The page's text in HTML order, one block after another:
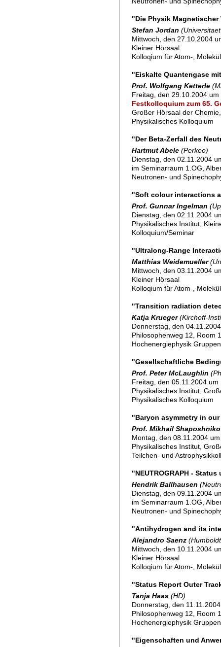
"Die Physik Magnetischer
Stefan Jordan
Mittwoch, den 27.10.2004
Kleiner Hörsaal
Kolloqium für Atom-,
"Eiskalte Quantengase
Prof. Wolfgang Ketterle
Freitag, den 29.10.2004
Festkolloquium zum 65.
Großer Hörsaal der
Physikalisches Kolloquium
"Der Beta-Zerfall des
Hartmut Abele (Perkeo)
Dienstag, den 02.11.2004
im Seminarraum 1.OG,
Neutronen- und
"Soft colour interactions
Prof. Gunnar Ingelman
Dienstag, den 02.11.2004
Physikalisches Institut,
Kolloquium/Seminar
"Ultralong-Range
Matthias Weidemueller
Mittwoch, den 03.11.2004
Kleiner Hörsaal
Kolloqium für Atom-,
"Transition radiation
Katja Krueger (Kirchoff-
Donnerstag, den
Philosophenweg 12, Room
Hochenergiephysik
"Gesellschaftliche
Prof. Peter McLaughlin
Freitag, den 05.11.2004 um
Physikalisches Institut,
Physikalisches Kolloquium
"Baryon asymmetry in
Prof. Mikhail
Montag, den 08.11.2004
Physikalisches Institut,
Teilchen- und
"NEUTROGRAPH -
Hendrik Ballhausen
Dienstag, den 09.11.2004
im Seminarraum 1.OG,
Neutronen- und
"Antihydrogen and its
Alejandro Saenz
Mittwoch, den 10.11.2004
Kleiner Hörsaal
Kolloqium für Atom-,
"Status Report Outer
Tanja Haas (HD)
Donnerstag, den
Philosophenweg 12, Room
Hochenergiephysik
"Eigenschaften und